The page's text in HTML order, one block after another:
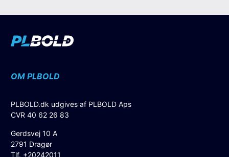
OM PLBOLD
PLBOLD.dk udgives af PLBOLD Aps
CVR 40 62 26 83
Gerdsvej 10 A
2791 Dragør
Tlf. +20242011